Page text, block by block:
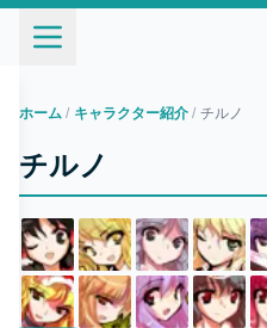
ホーム / キャラクター紹介 / チルノ
チルノ